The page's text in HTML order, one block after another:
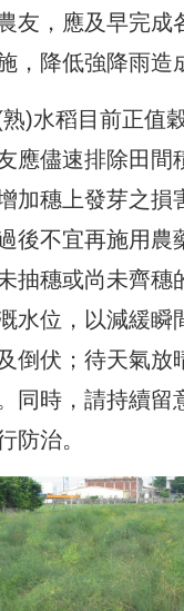
友，應及早完成
，降低強降雨造
)水稻目前正值
應儘速排除田間
加穗上發芽之損
後不宜再施用農
抽穗或尚未齊穗
水位，以減緩瞬
倒伏；待天氣放
同時，請持續留
防治。